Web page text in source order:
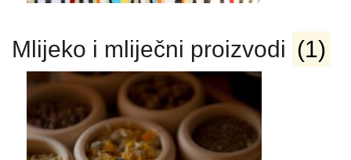
Mlijeko i mliječni proizvodi (1)